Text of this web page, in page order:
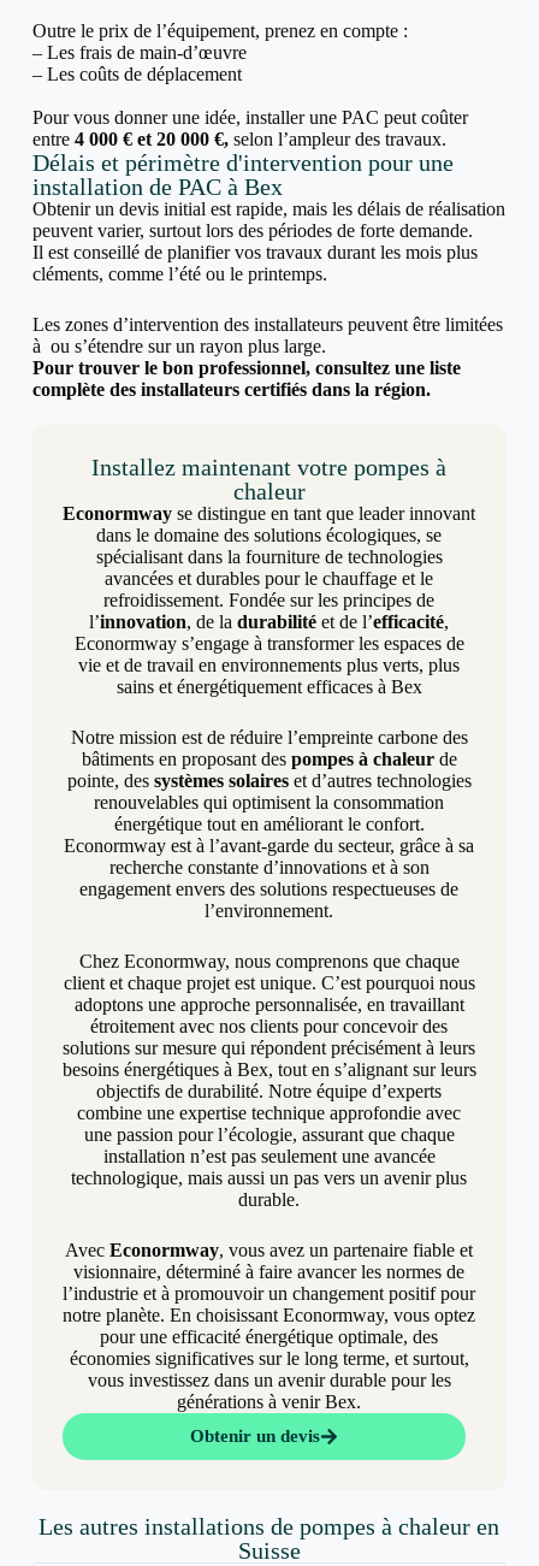
Outre le prix de l’équipement, prenez en compte :
– Les frais de main-d’œuvre
– Les coûts de déplacement
Pour vous donner une idée, installer une PAC peut coûter
entre 4 000 € et 20 000 €,selon l’ampleur des travaux.
Délais et périmètre d'intervention pour une
installation de PAC à Bex
Obtenir un devis initial est rapide, mais les délais de réalisation
peuvent varier, surtout lors des périodes de forte demande.
Il est conseillé de planifier vos travaux durant les mois plus
cléments, comme l’été ou le printemps.
Les zones d’intervention des installateurs peuvent être limitées
à ou s’étendre sur un rayon plus large.
Pour trouver le bon professionnel, consultez une liste
complète des installateurs certifiés dans la région.
Installez maintenant votre pompes à
chaleur
Econormway se distingue en tant que leader innovant
dans le domaine des solutions écologiques, se
spécialisant dans la fourniture de technologies
avancées et durables pour le chauffage et le
refroidissement. Fondée sur les principes de
l’innovation, de ladurabilité et de l’efficacité,
Econormway s’engage à transformer les espaces de
vie et de travail en environnements plus verts, plus
sains et énergétiquement efficaces à Bex
Notre mission est de réduire l’empreinte carbone des
bâtiments en proposant des pompes à chaleurde
pointe, des systèmes solaireset d’autres technologies
renouvelables qui optimisent la consommation
énergétique tout en améliorant le confort.
Econormway est à l’avant-garde du secteur, grâce à sa
recherche constante d’innovations et à son
engagement envers des solutions respectueuses de
l’environnement.
Chez Econormway, nous comprenons que chaque
client et chaque projet est unique. C’est pourquoi nous
adoptons une approche personnalisée, en travaillant
étroitement avec nos clients pour concevoir des
solutions sur mesure qui répondent précisément à leurs
besoins énergétiques à Bex, tout en s’alignant sur leurs
objectifs de durabilité. Notre équipe d’experts
combine une expertise technique approfondie avec
une passion pour l’écologie, assurant que chaque
installation n’est pas seulement une avancée
technologique, mais aussi un pas vers un avenir plus
durable.
AvecEconormway, vous avez un partenaire fiable et
visionnaire, déterminé à faire avancer les normes de
l’industrie et à promouvoir un changement positif pour
notre planète. En choisissant Econormway, vous optez
pour une efficacité énergétique optimale, des
économies significatives sur le long terme, et surtout,
vous investissez dans un avenir durable pour les
générations à venir Bex.
Obtenir un devis
Les autres installations de pompes à chaleur en
Suisse